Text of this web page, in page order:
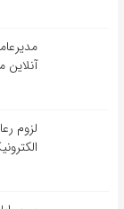
لزوم